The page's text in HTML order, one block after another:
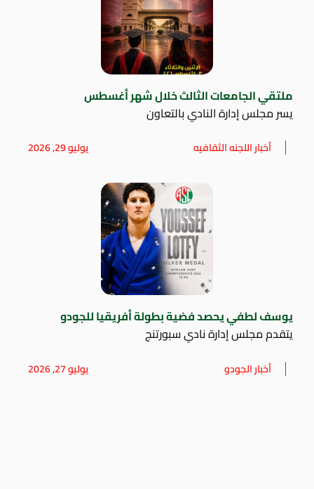
ملتقي الجامعات الثالث خلال شهر أغسطس
يسر مجلس إدارة النادي بالتعاون
أخبار اللجنه الثقافيه يوليو 29, 2026
يوسف لطفي يحصد فضية بطولة أفريقيا للجودو
يتقدم مجلس إدارة نادي سبورتنج
أخبار الجودو يوليو 27, 2026